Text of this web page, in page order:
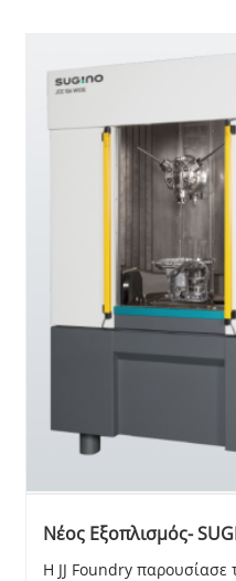
Νέος Εξοπλισμός-
Η JJ Foundry παρουσίασε